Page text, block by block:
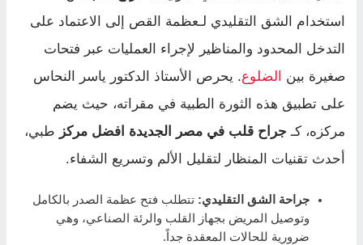
استخدام الشق التقليدي لـعظمة القص إلى الاعتماد على
التدخل المحدود والمناظير لإجراء العمليات عبر فتحات
صغيرة بين
الضلوع. يحرص الأستاذ الدكتور ياسر النحاس
على تطبيق هذه الثورة الطبية في مقراته، حيث يضم
مركزه، كـ جراح قلب في مصر الجديدة افضل مركز طبي،
أحدث تقنيات المنظار لتقليل الألم وتسريع الشفاء.
جراحة الشق التقليدي: تتطلب فتح عظمة الصدر بالكامل
وتوصيل المريض بجهاز القلب والرئة الصناعي، وهي
ضرورية للحالات المعقدة جداً.